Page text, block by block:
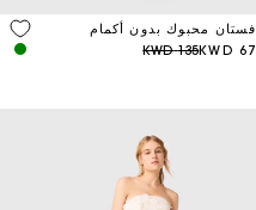
فستان محبوك بدون أكمام
67 KWD
135 KWD